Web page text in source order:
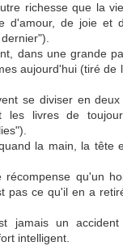
richesse que la
d'amour, de joie et
dans une grande
aujourd'hui (tiré de
se diviser en
les livres de
la main, la tête
récompense qu'un
pas ce qu'il en a
jamais un
intelligent.